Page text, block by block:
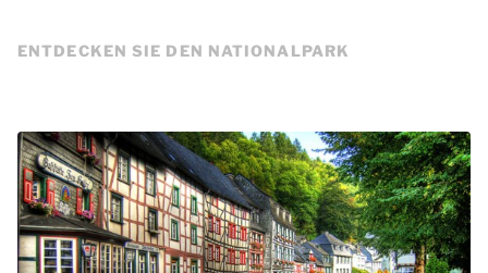
ENTDECKEN SIE DEN NATIONALPARK